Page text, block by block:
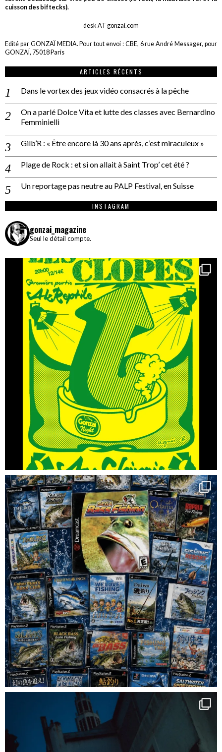
cuisson des biftecks).
desk AT gonzai.com
Edité par GONZAÏ MEDIA. Pour tout envoi : CBE, 6 rue André Messager, pour
GONZAÏ, 75018 Paris
ARTICLES RÉCENTS
Dans le vortex des jeux vidéo consacrés à la pêche
On a parlé Dolce Vita et lutte des classes avec Bernardino
Femminielli
Gilb’R : « Être encore là 30 ans après, c’est miraculeux »
Plage de Rock : et si on allait à Saint Trop’ cet été ?
Un reportage pas neutre au PALP Festival, en Suisse
INSTAGRAM
gonzai_magazine
Seul le détail compte.